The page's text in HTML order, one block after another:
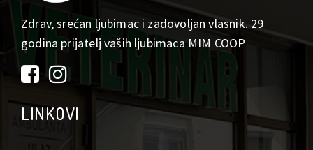
Zdrav, srećan ljubimac i zadovoljan vlasnik. 29
godina prijatelj vaših ljubimaca MIM COOP
LINKOVI